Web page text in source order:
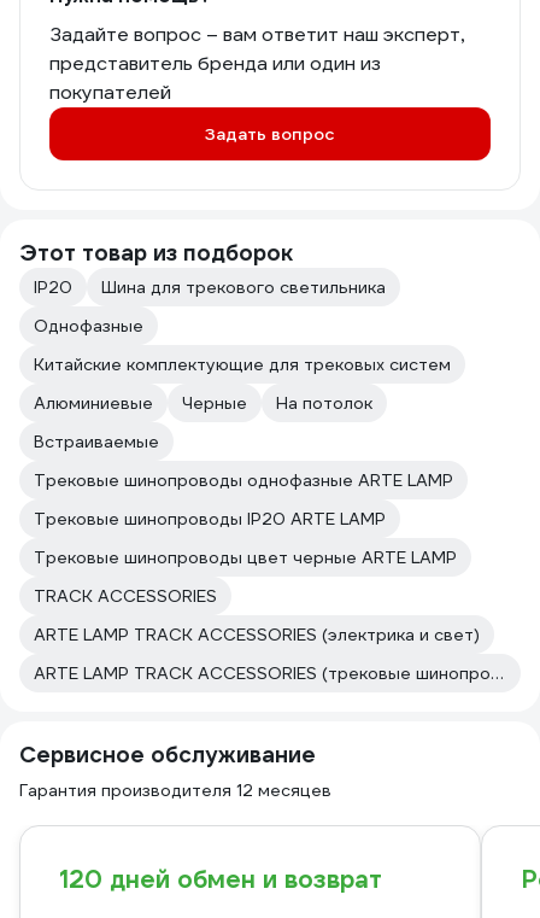
Задайте вопрос – вам ответит наш эксперт,
представитель бренда или один из
покупателей
Задать вопрос
Этот товар из подборок
IP20
Шина для трекового светильника
Однофазные
Китайские комплектующие для трековых систем
Алюминиевые
Черные
На потолок
Встраиваемые
Трековые шинопроводы однофазные ARTE LAMP
Трековые шинопроводы IP20 ARTE LAMP
Трековые шинопроводы цвет черные ARTE LAMP
TRACK ACCESSORIES
ARTE LAMP TRACK ACCESSORIES (электрика и свет)
ARTE LAMP TRACK ACCESSORIES (трековые шинопроводы)
Сервисное обслуживание
Гарантия производителя 12 месяцев
120 дней обмен и возврат